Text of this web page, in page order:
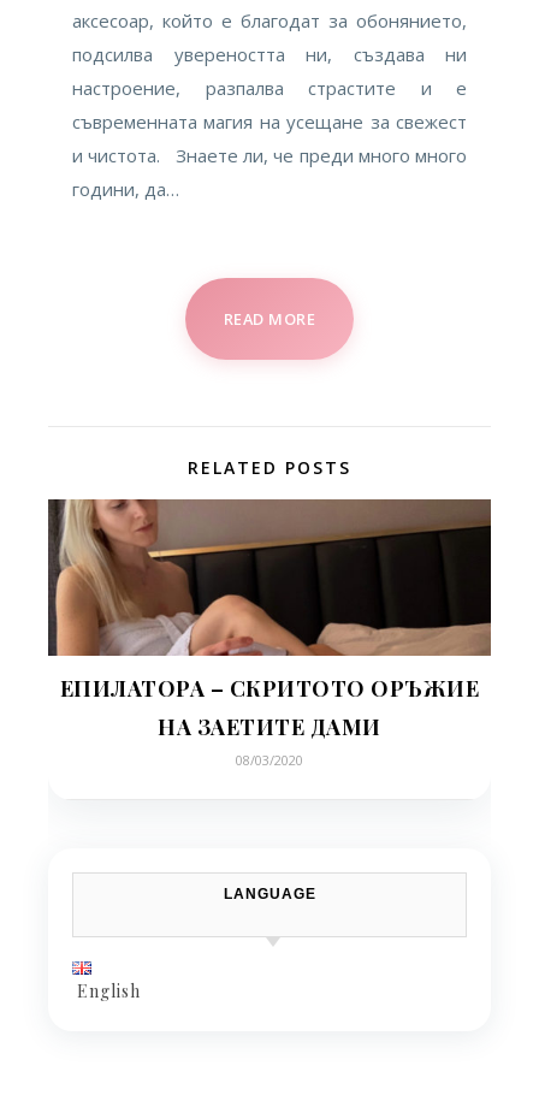
аксесоар, който е благодат за обонянието,
подсилва увереността ни, създава ни
настроение, разпалва страстите и е
съвременната магия на усещане за свежест
и чистота. Знаете ли, че преди много много
години, да…
READ MORE
RELATED POSTS
ЕПИЛАТОРА – СКРИТОТО ОРЪЖИЕ
НА ЗАЕТИТЕ ДАМИ
08/03/2020
LANGUAGE
English